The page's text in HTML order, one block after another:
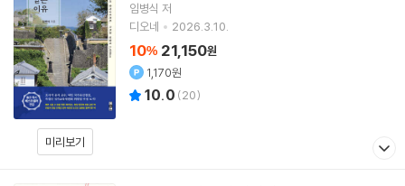
미리보기
임병식 저
디오네
2026.3.10.
10% 21,150원
1,170원
10.0 (20)